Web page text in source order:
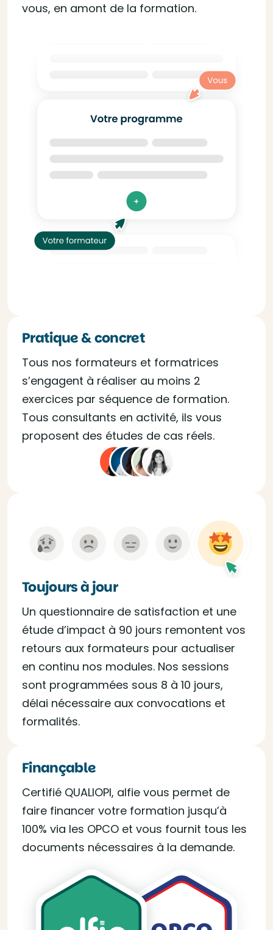
vous, en amont de la formation.
Pratique & concret
Tous nos formateurs et formatrices
s’engagent à réaliser au moins 2
exercices par séquence de formation.
Tous consultants en activité, ils vous
proposent des études de cas réels.
Toujours à jour
Un questionnaire de satisfaction et une
étude d’impact à 90 jours remontent vos
retours aux formateurs pour actualiser
en continu nos modules. Nos sessions
sont programmées sous 8 à 10 jours,
délai nécessaire aux convocations et
formalités.
Finançable
Certifié QUALIOPI, alfie vous permet de
faire financer votre formation jusqu’à
100% via les OPCO et vous fournit tous les
documents nécessaires à la demande.